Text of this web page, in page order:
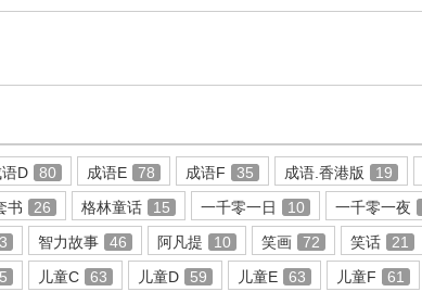
语D 80 成语E 78 成语F 35 成语.香港版 19
书 26 格林童话 15 一千零一日 10 一千零一夜
智力故事 46 阿凡提 10 笑画 72 笑话 21
儿童C 63 儿童D 59 儿童E 63 儿童F 61